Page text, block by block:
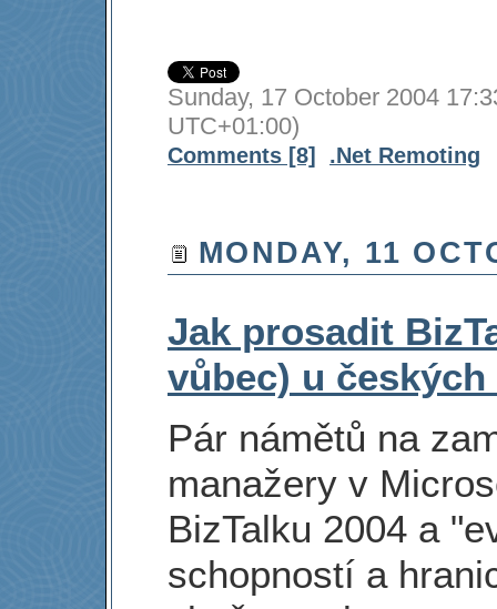
Sunday, 17 October 2004
UTC+01:00)
Comments [8] .Net Remoting
MONDAY, 11
Jak prosadit
vůbec) u
Pár námětů na
manažery v
BizTalku 2004 a
schopností a